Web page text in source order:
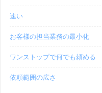
速い
お客様の担当業務の最小化
ワンストップで何でも頼める
依頼範囲の広さ